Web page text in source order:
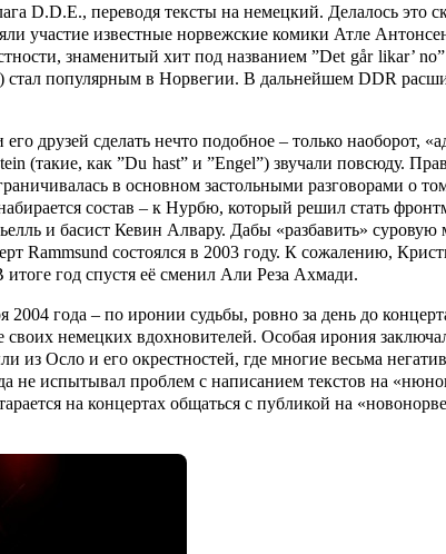
D.D.E., переводя тексты на немецкий. Делалось это
участие известные норвежские комики Атле
знаменитый хит под названием ”Det går likar’ no
стал популярным в Норвегии. В дальнейшем DDR
друзей сделать нечто подобное – только наоборот,
(такие, как ”Du hast” и ”Engel”) звучали повсюду.
в основном застольными разговорами о
состав – к Нурбю, который решил стать
и басист Кевин Алвару. Дабы «разбавить»
Rammsund состоялся в 2003 году. К сожалению,
год спустя её сменил Али Реза Ахмади.
2004 года – по иронии судьбы, ровно за день до
немецких вдохновителей. Особая ирония
Осло и его окрестностей, где многие весьма
не испытывал проблем с написанием текстов на
на концертах общаться с публикой на